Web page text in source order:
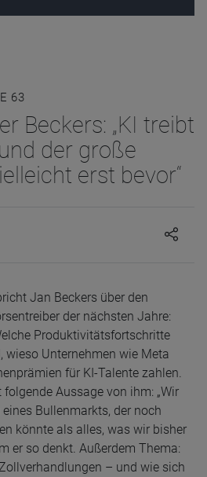
63
Beckers: „KI treibt
der große
erst bevor“
Jan Beckers über den
der nächsten Jahre:
Produktivitätsfortschritte
wieso Unternehmen wie Meta
für KI-Talente zahlen.
Aussage von ihm: „Wir
Bullenmarkts, der noch
könnte als alles, was wir bisher
er so denkt. Außerdem Thema:
– und wie sich